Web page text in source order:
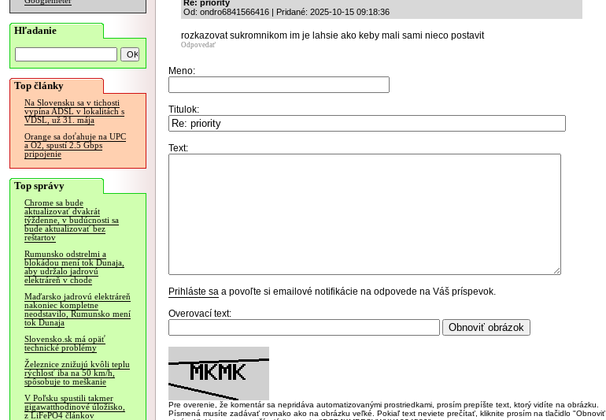
Hľadanie
Top články
Na Slovensku sa v tichosti
vypína ADSL v lokalitách s
VDSL, už 31. mája
Orange sa doťahuje na UPC
a O2, spustí 2.5 Gbps
pripojenie
Top správy
Chrome sa bude
aktualizovať dvakrát
týždenne, v budúcnosti sa
bude aktualizovať bez
reštartov
Rumunsko odstrelmi a
blokádou mení tok Dunaja,
aby udržalo jadrovú
elektráreň v chode
Maďarsko jadrovú elektráreň
nakoniec kompletne
neodstavilo, Rumunsko mení
tok Dunaja
Slovensko.sk má opäť
technické problémy
Železnice znižujú kvôli teplu
rýchlosť iba na 50 km/h,
spôsobuje to meškanie
V Poľsku spustili takmer
gigawatthodinové úložisko,
z LiFePO4 článkov
Re: priority
Od: ondro6841566416 | Pridané: 2025-10-15 09:18:36
rozkazovat sukromnikom im je lahsie ako keby mali sami nieco postavit
Odpovedať
Meno:
Titulok:
Text:
Prihláste sa a povoľte si emailové notifikácie na odpovede na Váš príspevok.
Overovací text:
Pre overenie, že komentár sa nepridáva automatizovanými prostriedkami, prosím prepíšte text, ktorý vidíte na obrázku.
Písmená musíte zadávať rovnako ako na obrázku veľké. Pokiaľ text neviete prečítať, kliknite prosím na tlačidlo "Obnoviť